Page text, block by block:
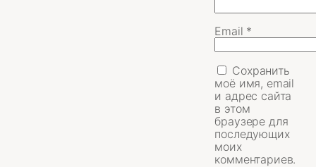
Email *
Сохранить
моё имя, email
и адрес сайта
в этом
браузере для
последующих
моих
комментариев.